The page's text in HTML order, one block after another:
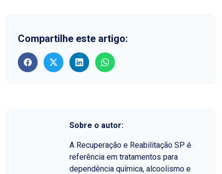
Compartilhe este artigo:
Sobre o autor:
A Recuperação e Reabilitação SP é
referência em tratamentos para
dependência química, alcoolismo e